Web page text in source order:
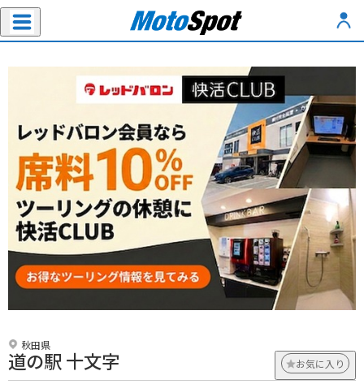
秋田県
道の駅 十文字 お気に入り